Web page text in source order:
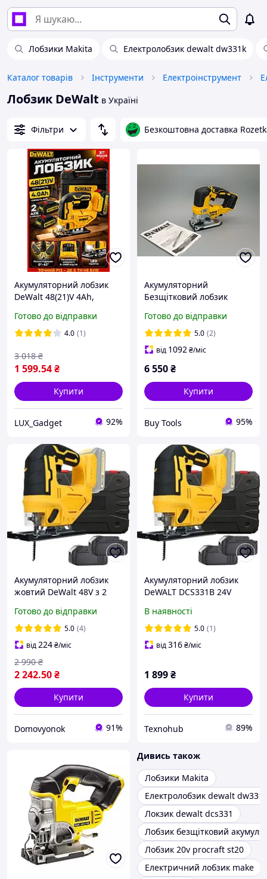
Лобзики Makita Електролобзик dewalt dw331k
Каталог товарів Інструменти Електроінструмент
Лобзик DeWalt в Україні
Фільтри Безкоштовна доставка
Акумуляторний лобзик
DeWalt 48(21)V 4Ah,
маятниковий хід, 0 2900
об/хв, нахил 0 45°, 2 АКБ,
Готово до відправки
4.0 (1)
1 599.54₴
3 018 ₴
Купити
LUX_Gadget 92%
Акумуляторний
Безщітковий лобзик
Готово до відправки
5.0 (2)
від 1092₴/міс
6 550₴
Купити
Buy Tools 95%
Акумуляторний лобзик
жовтий DeWalt 48V з 2
лобзик із нахилом 0-45°
Готово до відправки
5.0 (4)
від224₴/міс
2 242.50₴
2 990 ₴
Купити
Domovyonok 91%
Акумуляторний лобзик
DeWALT DCS331B 24V
В наявності
5.0 (1)
від316₴/міс
1 899₴
Купити
Texnohub 89%
Дивись також
Лобзики Makita
Електролобзик dewalt dw331k
Локзик dewalt dcs331
Лобзик безщітковий
Лобзик 20v procraft st20
Електричний лобзик make